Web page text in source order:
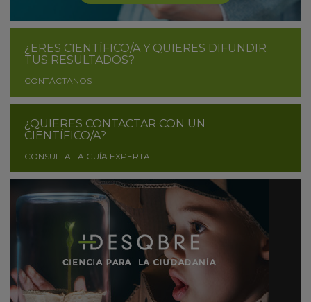
¿ERES CIENTÍFICO/A Y QUIERES DIFUNDIR
TUS RESULTADOS?
CONTÁCTANOS
¿QUIERES CONTACTAR CON UN
CIENTÍFICO/A?
CONSULTA LA GUÍA EXPERTA